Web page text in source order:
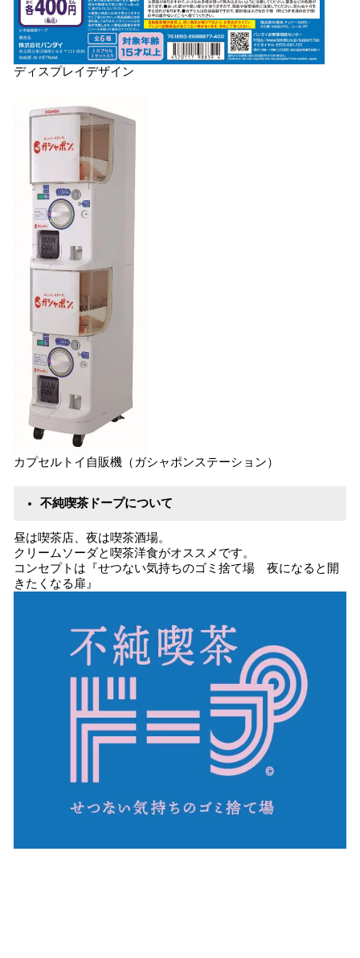
ディスプレイデザイン
カプセルトイ自販機（ガシャポンステーション）
不純喫茶ドープについて
昼は喫茶店、夜は喫茶酒場。
クリームソーダと喫茶洋食がオススメです。
コンセプトは『せつない気持ちのゴミ捨て場 夜になると開
きたくなる扉』